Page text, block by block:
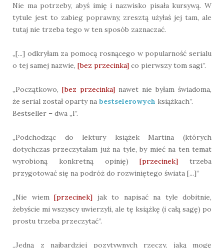
Nie ma potrzeby, abyś imię i nazwisko pisała kursywą. W
tytule jest to zabieg poprawny, zresztą użyłaś jej tam, ale
tutaj nie trzeba tego w ten sposób zaznaczać.
„[...] odkryłam za pomocą rosnącego w popularność serialu
o tej samej nazwie, [bez przecinka] co pierwszy tom sagi”.
„Początkowo, [bez przecinka] nawet nie byłam świadoma,
że serial został oparty na bestselerowych książkach”.
Bestseller – dwa „l”.
„Podchodząc do lektury książek Martina (których
dotychczas przeczytałam już na tyle, by mieć na ten temat
wyrobioną konkretną opinię)[przecinek] trzeba
przygotować się na podróż do rozwiniętego świata [...]”
„Nie wiem [przecinek] jak to napisać na tyle dobitnie,
żebyście mi wszyscy uwierzyli, ale tę książkę (i całą sagę) po
prostu trzeba przeczytać”.
„Jedną z najbardziej pozytywnych rzeczy, jaką mogę